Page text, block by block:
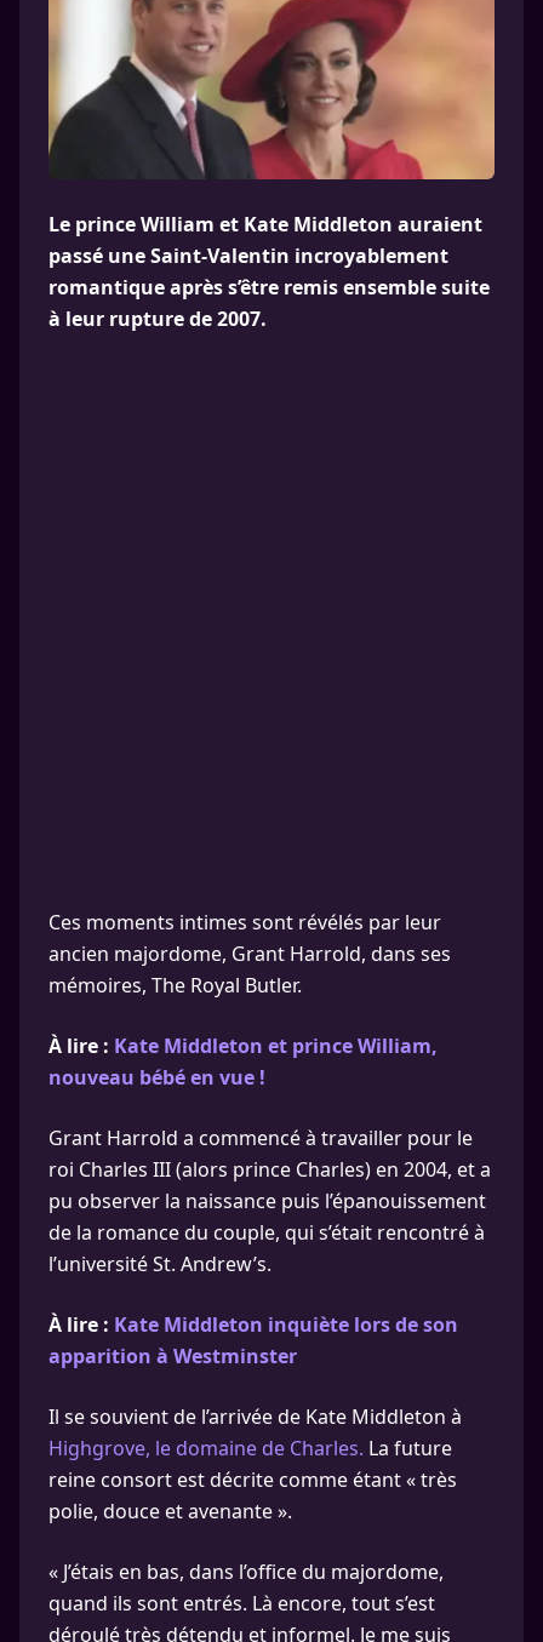
Le prince William et Kate Middleton auraient
passé une Saint-Valentin incroyablement
romantique après s’être remis ensemble suite
à leur rupture de 2007.
Ces moments intimes sont révélés par leur
ancien majordome, Grant Harrold, dans ses
mémoires, The Royal Butler.
À lire : Kate Middleton et prince William,
nouveau bébé en vue !
Grant Harrold a commencé à travailler pour le
roi Charles III (alors prince Charles) en 2004, et a
pu observer la naissance puis l’épanouissement
de la romance du couple, qui s’était rencontré à
l’université St. Andrew’s.
À lire : Kate Middleton inquiète lors de son
apparition à Westminster
Il se souvient de l’arrivée de Kate Middleton à
Highgrove, le domaine de Charles. La future
reine consort est décrite comme étant « très
polie, douce et avenante ».
« J’étais en bas, dans l’office du majordome,
quand ils sont entrés. Là encore, tout s’est
déroulé très détendu et informel. Je me suis